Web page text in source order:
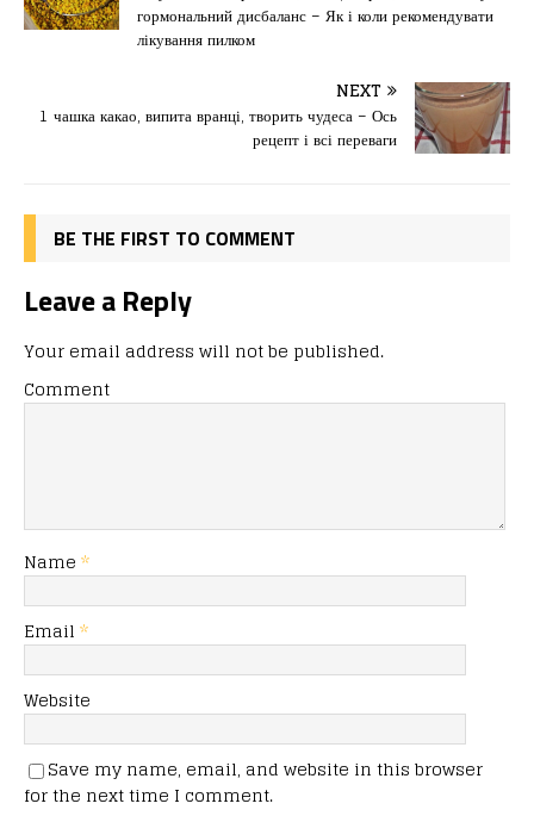
b
o
d
n
т
я
гормональний дисбаланс – Як і коли рекомендувати
лікування пилком
NEXT
1 чашка какао, випита вранці, творить чудеса – Ось
рецепт і всі переваги
BE THE FIRST TO COMMENT
Leave a Reply
Your email address will not be published.
Comment
Name *
Email *
Website
Save my name, email, and website in this browser
for the next time I comment.